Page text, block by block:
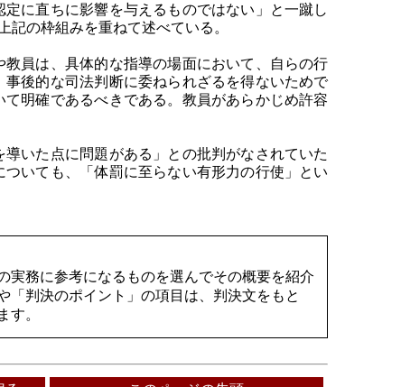
に直ちに影響を与えるものではない」と一蹴し
の枠組みを重ねて述べている。
員は、具体的な指導の場面において、自らの行
後的な司法判断に委ねられざるを得ないためで
明確であるべきである。教員があらかじめ許容
いた点に問題がある」との批判がなされていた
いても、「体罰に至らない有形力の行使」とい
実務に参考になるものを選んでその概要を紹介
「判決のポイント」の項目は、判決文をもと
す。